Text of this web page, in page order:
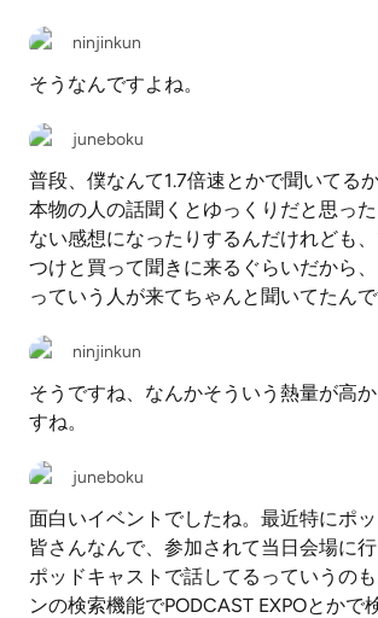
ninjinkun
そうなんですよね。
juneboku
普段、僕なんて1.7倍速とかで聞いてる
本物の人の話聞くとゆっくりだと思っ
ない感想になったりするんだけれども、
つけと買って聞きに来るぐらいだから
っていう人が来てちゃんと聞いてたんで
ninjinkun
そうですね、なんかそういう熱量が高
すね。
juneboku
面白いイベントでしたね。最近特にポ
皆さんなんで、参加されて当日会場に
ポッドキャストで話してるっていうの
ンの検索機能でPODCAST EXPOとかで